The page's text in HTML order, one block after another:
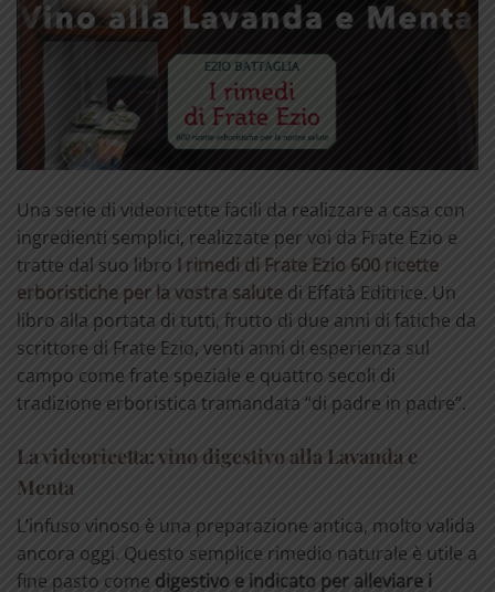
Una serie di videoricette facili da realizzare a casa con
ingredienti semplici, realizzate per voi da Frate Ezio e
tratte dal suo libro I rimedi di Frate Ezio 600 ricette
erboristiche per la vostra salute di Effatà Editrice. Un
libro alla portata di tutti, frutto di due anni di fatiche da
scrittore di Frate Ezio, venti anni di esperienza sul
campo come frate speziale e quattro secoli di
tradizione erboristica tramandata “di padre in padre”.
La videoricetta: vino digestivo alla Lavanda e
Menta
L’infuso vinoso è una preparazione antica, molto valida
ancora oggi. Questo semplice rimedio naturale è utile a
fine pasto come digestivo e indicato per alleviare i